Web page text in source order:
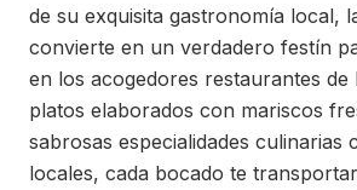
de su exquisita gastronomía local,
convierte en un verdadero festín
en los acogedores restaurantes de
platos elaborados con mariscos
sabrosas especialidades culinarias
locales, cada bocado te